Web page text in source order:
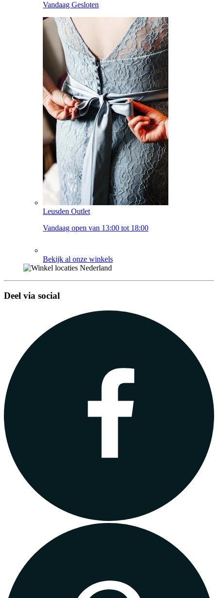
Vandaag Gesloten
Leusden Outlet
Vandaag open van 13:00 tot 18:00
Bekijk al onze winkels
Deel via social